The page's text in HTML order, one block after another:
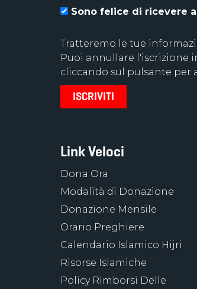
Sono felice di ricevere
Tratteremo le tue
Puoi annullare l'iscrizione
cliccando sul pulsante per
Link Veloci
Dona Ora
Modalità di Donazione
Donazione Mensile
Orario Preghiere
Calendario Islamico Hijri
Risorse Islamiche
Policy Rimborsi Delle